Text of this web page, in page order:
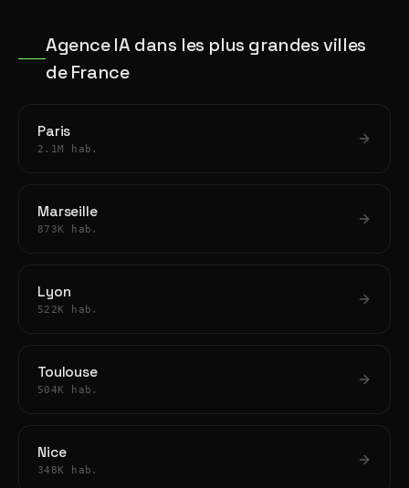
Agence IA dans les plus grandes villes
de France
Paris
2.1M hab.
Marseille
873K hab.
Lyon
522K hab.
Toulouse
504K hab.
Nice
348K hab.